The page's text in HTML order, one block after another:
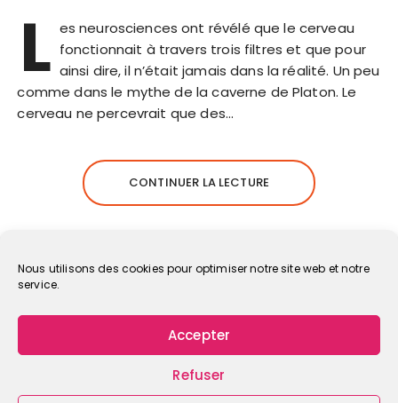
Nous utilisons des cookies pour optimiser notre site web et notre
service.
Accepter
Refuser
L es neurosciences ont révélé que le cerveau
fonctionnait à travers trois filtres et que pour
ainsi dire, il n’était jamais dans la réalité. Un peu
comme dans le mythe de la caverne de Platon. Le
cerveau ne percevrait que des…
CONTINUER LA LECTURE